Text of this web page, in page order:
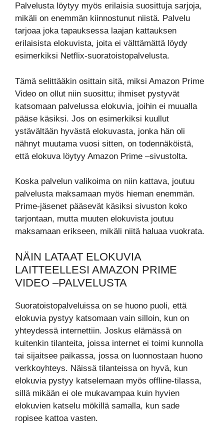
Palvelusta löytyy myös erilaisia suosittuja sarjoja,
mikäli on enemmän kiinnostunut niistä. Palvelu
tarjoaa joka tapauksessa laajan kattauksen
erilaisista elokuvista, joita ei välttämättä löydy
esimerkiksi Netflix-suoratoistopalvelusta.
Tämä selittääkin osittain sitä, miksi Amazon Prime
Video on ollut niin suosittu; ihmiset pystyvät
katsomaan palvelussa elokuvia, joihin ei muualla
pääse käsiksi. Jos on esimerkiksi kuullut
ystävältään hyvästä elokuvasta, jonka hän oli
nähnyt muutama vuosi sitten, on todennäköistä,
että elokuva löytyy Amazon Prime –sivustolta.
Koska palvelun valikoima on niin kattava, joutuu
palvelusta maksamaan myös hieman enemmän.
Prime-jäsenet pääsevät käsiksi sivuston koko
tarjontaan, mutta muuten elokuvista joutuu
maksamaan erikseen, mikäli niitä haluaa vuokrata.
NÄIN LATAAT ELOKUVIA
LAITTEELLESI AMAZON PRIME
VIDEO –PALVELUSTA
Suoratoistopalveluissa on se huono puoli, että
elokuvia pystyy katsomaan vain silloin, kun on
yhteydessä internettiin. Joskus elämässä on
kuitenkin tilanteita, joissa internet ei toimi kunnolla
tai sijaitsee paikassa, jossa on luonnostaan huono
verkkoyhteys. Näissä tilanteissa on hyvä, kun
elokuvia pystyy katselemaan myös offline-tilassa,
sillä mikään ei ole mukavampaa kuin hyvien
elokuvien katselu mökillä samalla, kun sade
ropisee kattoa vasten.